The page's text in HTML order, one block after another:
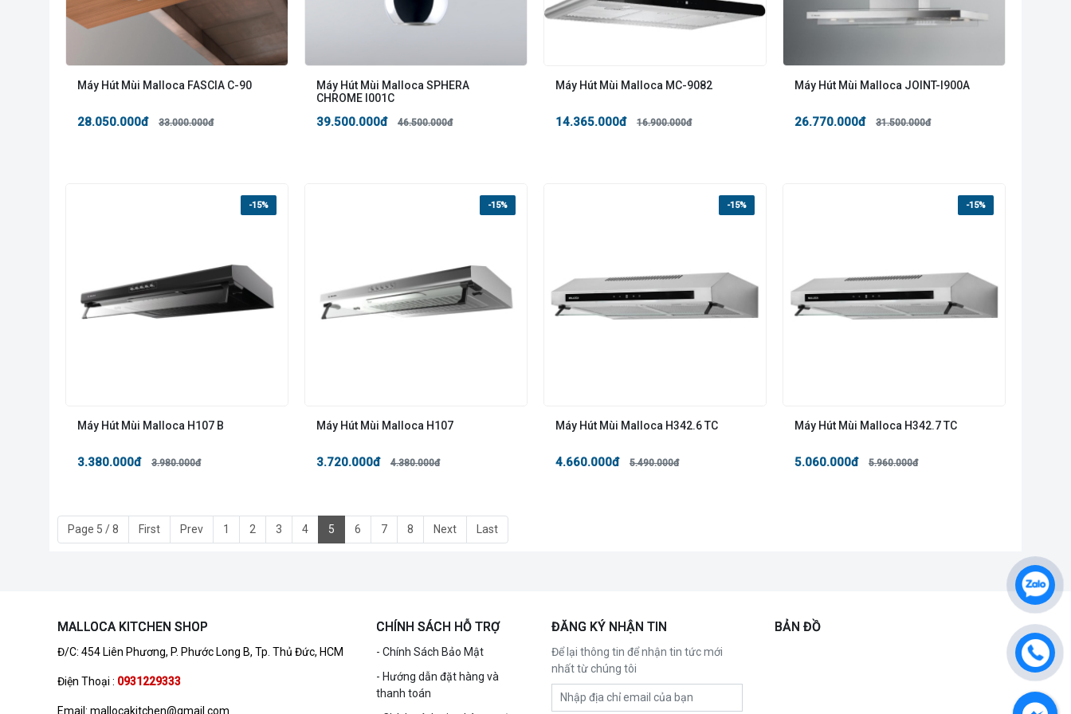
Máy Hút Mùi Malloca FASCIA C-90
28.050.000đ 33.000.000đ
Máy Hút Mùi Malloca SPHERA
CHROME I001C
39.500.000đ 46.500.000đ
Máy Hút Mùi Malloca MC-9082
14.365.000đ 16.900.000đ
Máy Hút Mùi Malloca JOINT-I900A
26.770.000đ 31.500.000đ
Máy Hút Mùi Malloca H107 B
3.380.000đ 3.980.000đ
-15%
Máy Hút Mùi Malloca H107
3.720.000đ 4.380.000đ
-15%
Máy Hút Mùi Malloca H342.6 TC
4.660.000đ 5.490.000đ
-15%
Máy Hút Mùi Malloca H342.7 TC
5.060.000đ 5.960.000đ
-15%
Page 5 / 8 First Prev 1 2 3 4 5 6 7 8 Next Last
MALLOCA KITCHEN SHOP
Đ/C: 454 Liên Phương, P. Phước Long B, Tp. Thủ Đức, HCM
Điện Thoại : 0931229333
Email: mallocakitchen@gmail.com
CHÍNH SÁCH HỖ TRỢ
- Chính Sách Bảo Mật
- Hướng dẫn đặt hàng và
thanh toán
ĐĂNG KÝ NHẬN TIN
Để lại thông tin để nhận tin tức mới
nhất từ chúng tôi
BẢN ĐỒ